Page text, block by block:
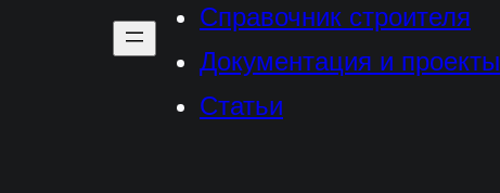
Справочник строителя
Документация и проекты
Статьи